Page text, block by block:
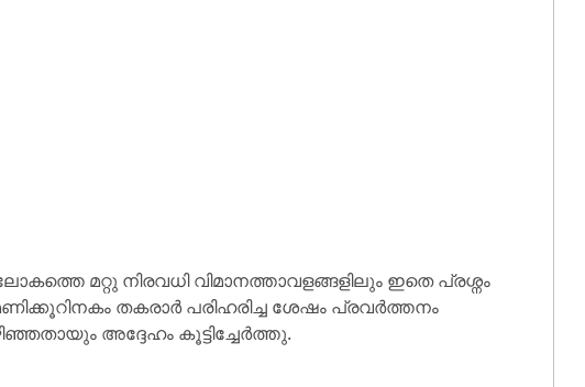
മറ്റു നിരവധി വിമാനത്താവളങ്ങളിലും ഇതെ പ്രശ്നം
തകരാർ പരിഹരിച്ച ശേഷം പ്രവർത്തനം
അദ്ദേഹം കൂട്ടിച്ചേർത്തു.